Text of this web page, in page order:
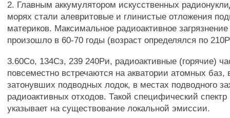
2. Главным аккумулятором искусственных
морях стали алевритовые и глинистые отложения
материков. Максимальное радиоактивное загрязнение
произошло в 60-70 годы (возраст определялся по
3.60Со, 134Сз, 239 240Ри, радиоактивные (горячие)
повсеместно встречаются на акватории атомных баз,
затонувших подводных лодок, в местах подводного
радиоактивных отходов. Такой специфический
указывает на существование локальной эмиссии.